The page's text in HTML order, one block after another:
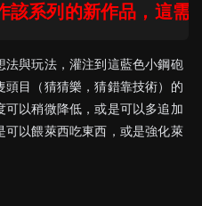
該系列的新作品，這
與玩法，灌注到這藍色小鋼砲
目（猜猜樂，猜錯靠技術）的
以稍微降低，或是可以多追加
以餵萊西吃東西，或是強化萊